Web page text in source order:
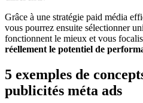
Grâce à une stratégie paid média
vous pourrez ensuite sélectionner
fonctionnent le mieux et vous
réellement le potentiel de
5 exemples de
publicités méta ads